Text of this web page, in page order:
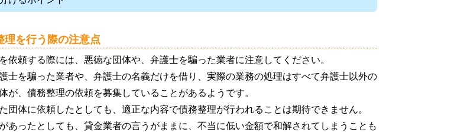
を行う際の注意点
依頼する際には、悪徳な団体や、弁護士を騙った業者に注意してください。
士を騙った業者や、弁護士の名義だけを借り、実際の業務の処理はすべて弁護士以外の
が、債務整理の依頼を募集していることがあるようです。
団体に依頼したとしても、適正な内容で債務整理が行われることは期待できません。
あったとしても、貸金業者の言うがままに、不当に低い金額で和解されてしまうことも